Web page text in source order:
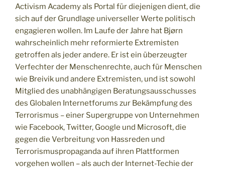
Activism Academy als Portal für diejenigen dient, die
sich auf der Grundlage universeller Werte politisch
engagieren wollen. Im Laufe der Jahre hat Bjørn
wahrscheinlich mehr reformierte Extremisten
getroffen als jeder andere. Er ist ein überzeugter
Verfechter der Menschenrechte, auch für Menschen
wie Breivik und andere Extremisten, und ist sowohl
Mitglied des unabhängigen Beratungsausschusses
des Globalen Internetforums zur Bekämpfung des
Terrorismus – einer Supergruppe von Unternehmen
wie Facebook, Twitter, Google und Microsoft, die
gegen die Verbreitung von Hassreden und
Terrorismuspropaganda auf ihren Plattformen
vorgehen wollen – als auch der Internet-Techie der